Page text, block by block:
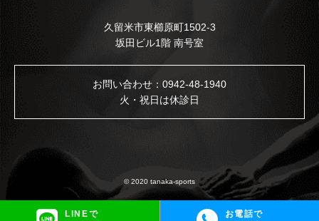
LINEで
お電話で
久留米市東櫛原町1502-3
坂田ビル1階 南号室
お問い合わせ： 0942-48-1940
火・祝日は休診日
© 2020 tanaka-sports